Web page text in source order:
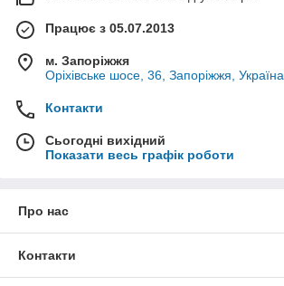
Працює з 05.07.2013
м. Запоріжжя
Оріхівське шосе, 36, Запоріжжя, Україна
Контакти
Сьогодні вихідний
Показати весь графік роботи
Про нас
Контакти